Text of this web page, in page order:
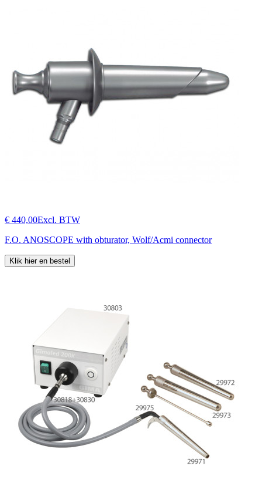
€ 440,00Excl. BTW
F.O. ANOSCOPE with obturator, Wolf/Acmi connector
Klik hier en bestel